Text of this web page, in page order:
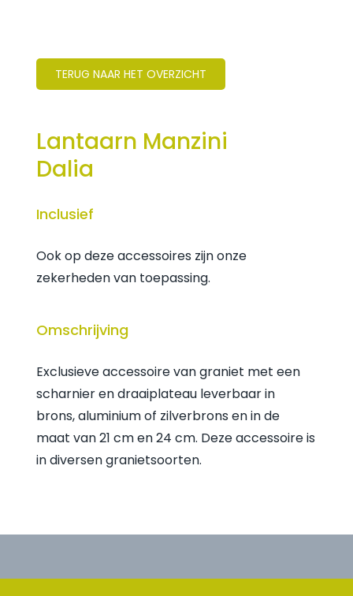
TERUG NAAR HET OVERZICHT
Lantaarn Manzini
Dalia
Inclusief
Ook op deze accessoires zijn onze
zekerheden van toepassing.
Omschrijving
Exclusieve accessoire van graniet met een
scharnier en draaiplateau leverbaar in
brons, aluminium of zilverbrons en in de
maat van 21 cm en 24 cm. Deze accessoire is
in diversen granietsoorten.